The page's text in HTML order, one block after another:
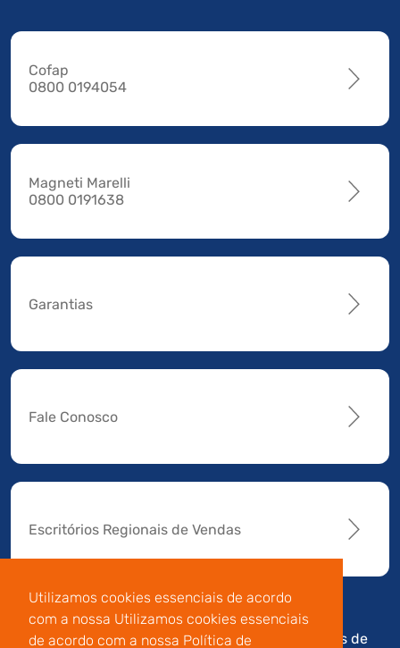
Utilizamos cookies essenciais de acordo
com a nossa Utilizamos cookies essenciais
de acordo com a nossa Política de
Cofap
0800 0194054
Magneti Marelli
0800 0191638
Garantias
Fale Conosco
Escritórios Regionais de Vendas
Av. Manoel da Nóbrega,
Termos de
Código de